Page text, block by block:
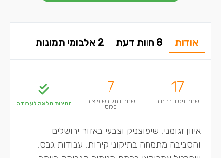
אודות 8 חוות דעת 2 אלבומי תמונות
איוון זגומני, שיפוצניק וצבעי באזור ירושלים
והסביבה מתמחה בתיקוני קירות, עבודות גבס,
17
שנות ניסיון בתחום
7
שנות וותק בשיפוצים
פלוס
זמינות מלאה לעבודה